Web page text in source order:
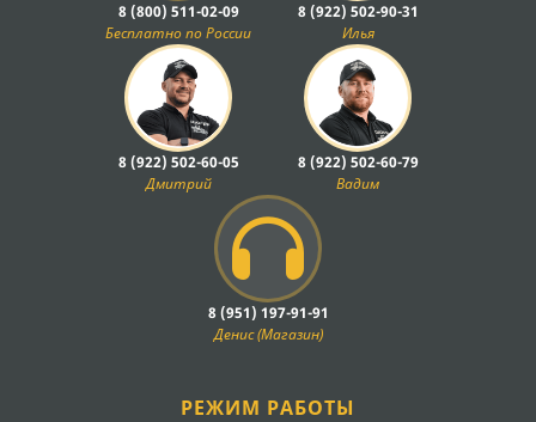
8 (800) 511-02-09
Бесплатно по России
8 (922) 502-90-31
Илья
8 (922) 502-60-05
Дмитрий
8 (922) 502-60-79
Вадим
8 (951) 197-91-91
Денис (Магазин)
РЕЖИМ РАБОТЫ